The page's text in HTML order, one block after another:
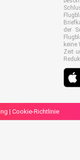
der
keine
Zeit
| Cookie-Richtlinie